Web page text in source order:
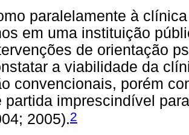
paralelamente à
em uma instituição
de orientação
a viabilidade da
convencionais, porém
partida imprescindível
2005).2